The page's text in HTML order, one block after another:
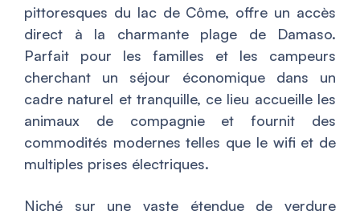
pittoresques du lac de Côme, offre un accès
direct à la charmante plage de Damaso.
Parfait pour les familles et les campeurs
cherchant un séjour économique dans un
cadre naturel et tranquille, ce lieu accueille les
animaux de compagnie et fournit des
commodités modernes telles que le wifi et de
multiples prises électriques.
Niché sur une vaste étendue de verdure